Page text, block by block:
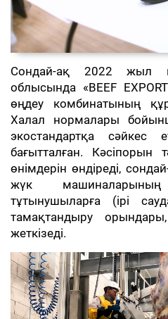
Сондай-ақ 2022 жыл
облысында «BEEF
өңдеу комбинатының
Халал нормалары
экостандартқа сәйкес
бағытталған. Кәсіпорын
өнімдерін өндіреді,
жүк
тұтынушыларға (ірі
тамақтандыру
жеткізеді.